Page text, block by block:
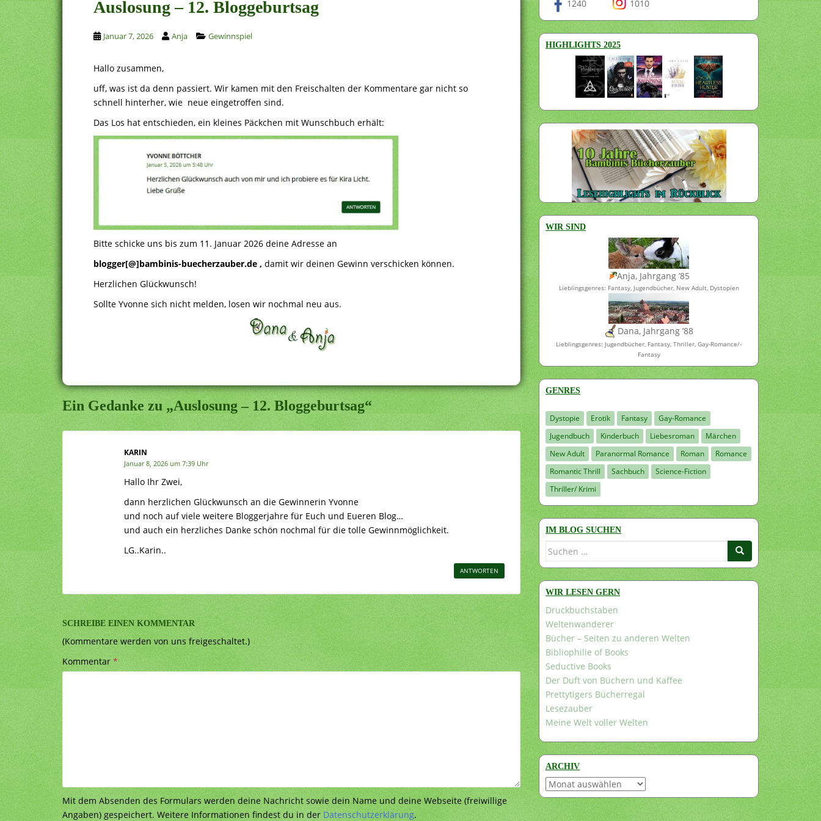
Auslosung – 12. Bloggeburtsag
Januar 7, 2026 Anja Gewinnspiel
Hallo zusammen,
uff, was ist da denn passiert. Wir kamen mit den Freischalten der Kommentare gar nicht so
schnell hinterher, wie neue eingetroffen sind.
Das Los hat entschieden, ein kleines Päckchen mit Wunschbuch erhält:
Bitte schicke uns bis zum 11. Januar 2026 deine Adresse an
blogger[@]bambinis-buecherzauber.de , damit wir deinen Gewinn verschicken können.
Herzlichen Glückwunsch!
Sollte Yvonne sich nicht melden, losen wir nochmal neu aus.
Ein Gedanke zu „Auslosung – 12. Bloggeburtsag“
KARIN
Januar 8, 2026 um 7:39 Uhr
Hallo Ihr Zwei,
dann herzlichen Glückwunsch an die Gewinnerin Yvonne
und noch auf viele weitere Bloggerjahre für Euch und Eueren Blog…
und auch ein herzliches Danke schön nochmal für die tolle Gewinnmöglichkeit.
LG..Karin..
ANTWORTEN
SCHREIBE EINEN KOMMENTAR
(Kommentare werden von uns freigeschaltet.)
Kommentar*
Mit dem Absenden des Formulars werden deine Nachricht sowie dein Name und deine Webseite (freiwillige
Angaben) gespeichert. Weitere Informationen findest du in derDatenschutzerklärung.
1240 1010
HIGHLIGHTS 2025
WIR SIND
Anja, Jahrgang ’85
Lieblingsgenres: Fantasy, Jugendbücher, New Adult, Dystopien
Dana, Jahrgang ’88
Lieblingsgenres: Jugendbücher, Fantasy, Thriller, Gay-Romance/-
Fantasy
GENRES
Dystopie Erotik Fantasy
Gay-Romance
Jugendbuch
Kinderbuch Liebesroman
Märchen
New Adult
Paranormal Romance Roman
Romance
Romantic Thrill
Sachbuch
Science-Fiction
Thriller/ Krimi
IM BLOG SUCHEN
Suchen
WIR LESEN GERN
Druckbuchstaben
Weltenwanderer
Bücher – Seiten zu anderen Welten
Bibliophilie of Books
Seductive Books
Der Duft von Büchern und Kaffee
Prettytigers Bücherregal
Lesezauber
Meine Welt voller Welten
ARCHIV
Archiv